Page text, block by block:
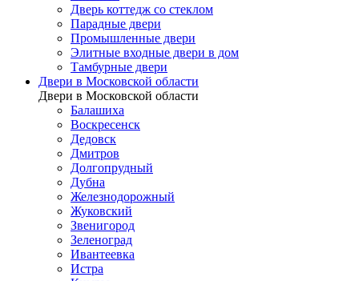
Дверь коттедж со стеклом
Парадные двери
Промышленные двери
Элитные входные двери в дом
Тамбурные двери
Двери в Московской области
Двери в Московской области
Балашиха
Воскресенск
Дедовск
Дмитров
Долгопрудный
Дубна
Железнодорожный
Жуковский
Звенигород
Зеленоград
Ивантеевка
Истра